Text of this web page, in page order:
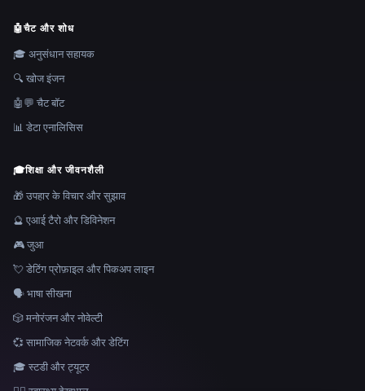
🤖चैट और शोध
🎓 अनुसंधान सहायक
🔍 खोज इंजन
🤖💬 चैट बॉट
📊 डेटा एनालिसिस
🎓शिक्षा और जीवनशैली
🎁 उपहार के विचार और सुझाव
🔮 एआई टैरो और डिविनेशन
🎮 जुआ
💘 डेटिंग प्रोफ़ाइल और पिकअप लाइन
🗣️ भाषा सीखना
🎲 मनोरंजन और नोवेल्टी
💞 सामाजिक नेटवर्क और डेटिंग
🎓 स्टडी और ट्यूटर